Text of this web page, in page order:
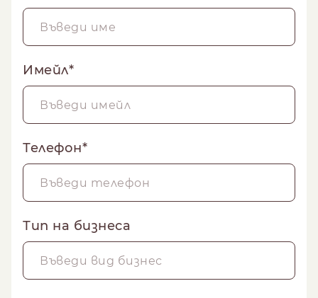
Имейл*
Телефон*
Тип на бизнеса